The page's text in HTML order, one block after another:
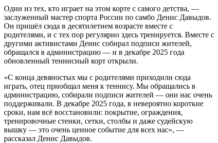
Один из тех, кто играет на этом корте с самого детства, —
заслуженный мастер спорта России по самбо Денис Давыдов.
Он пришёл сюда в десятилетнем возрасте вместе с
родителями, и с тех пор регулярно здесь тренируется. Вместе с
другими активистами Денис собирал подписи жителей,
обращался в администрацию — и в декабре 2025 года
обновленный теннисный корт открыли.
«С конца девяностых мы с родителями приходили сюда
играть, отец приобщал меня к теннису. Мы обращались в
администрацию, собирали подписи жителей — они нас очень
поддерживали. В декабре 2025 года, в невероятно короткие
сроки, нам всё восстановили: покрытие, ограждения,
тренировочные стенки, сетки, столбы и даже судейскую
вышку — это очень ценное событие для всех нас», —
рассказал Денис Давыдов.